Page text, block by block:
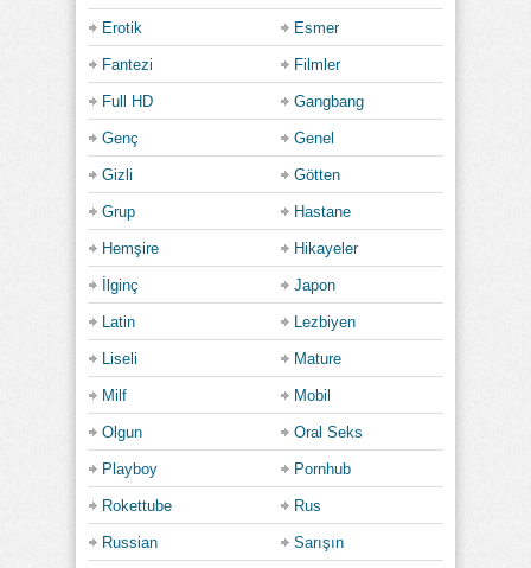
Erotik Esmer
Fantezi Filmler
Full HD Gangbang
Genç Genel
Gizli Götten
Grup Hastane
Hemşire Hikayeler
İlginç Japon
Latin Lezbiyen
Liseli Mature
Milf Mobil
Olgun Oral Seks
Playboy Pornhub
Rokettube Rus
Russian Sarışın